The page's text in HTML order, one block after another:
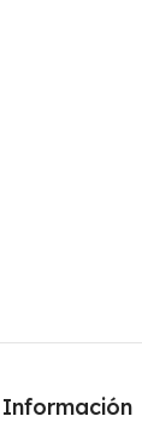
Información